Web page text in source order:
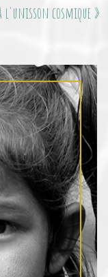
l'unisson cosmique »